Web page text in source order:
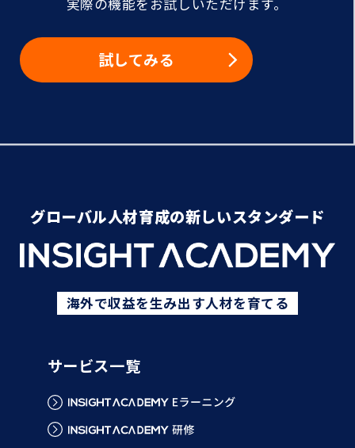
実際の機能をお試しいただけます。
試してみる
グローバル人材育成の新しいスタンダード
海外で収益を生み出す人材を育てる
サービス一覧